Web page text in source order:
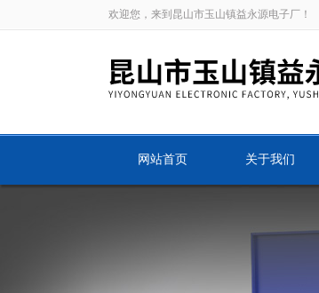
欢迎您，来到昆山市玉山镇益永源电子厂！
网站首页 关于我们